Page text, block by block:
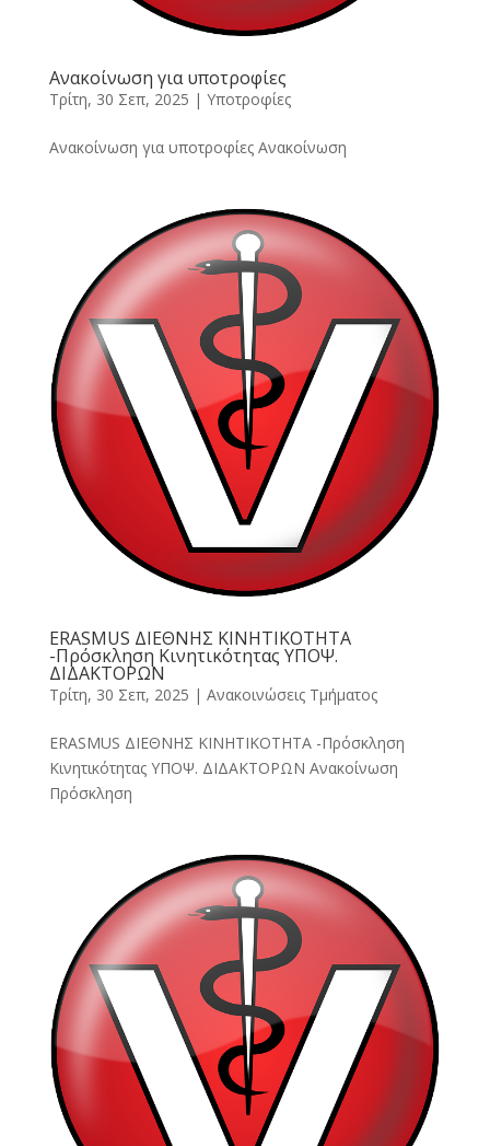
Ανακοίνωση για υποτροφίες
Τρίτη, 30 Σεπ, 2025 | Υποτροφίες
Ανακοίνωση για υποτροφίες Ανακοίνωση
ERASMUS ΔΙΕΘΝΗΣ ΚΙΝΗΤΙΚΟΤΗΤΑ
-Πρόσκληση Κινητικότητας ΥΠΟΨ.
ΔΙΔΑΚΤΟΡΩΝ
Τρίτη, 30 Σεπ, 2025 | Ανακοινώσεις Τμήματος
ERASMUS ΔΙΕΘΝΗΣ ΚΙΝΗΤΙΚΟΤΗΤΑ -Πρόσκληση
Κινητικότητας ΥΠΟΨ. ΔΙΔΑΚΤΟΡΩΝ Ανακοίνωση
Πρόσκληση